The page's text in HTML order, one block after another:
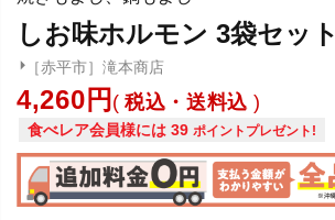
しお味ホルモン 3袋セット
［赤平市］滝本商店
4,260 税込・送料込
食べレア会員様には 39 ポイントプレゼント!